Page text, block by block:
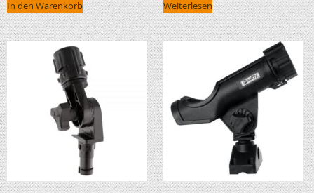
In den Warenkorb Weiterlesen